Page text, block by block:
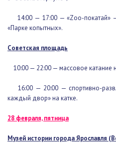
14:00 — 17:00 — «Zоо-покатай»
в «Парке копытных».
Советская площадь
10:00 — 22:00 — массовое
16:00 — 20:00 — спортивно-
в каждый двор» на катке.
28 февраля, пятница
Музей истории города